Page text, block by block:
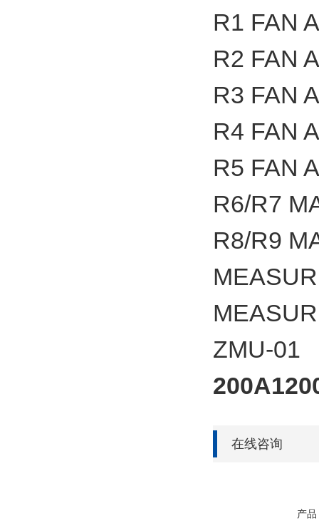
R1 FAN
R2 FAN
R3
R4 FAN
R5 FAN
R6/R7
R8/
ZMU-01
在线咨询
产品